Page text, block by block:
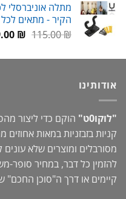
היה:
₪.
מתלה אוניברסלי
הקיר - מתאים לכל
115.00₪
המחיר
היה:
₪
אודותינו
"לוקו0ט"
הוקם כדי ליצור
קניות בזבזניות במאות
מסורבלים ומוצרים שלא
להזמין כל דבר, במחיר סופר-
קיימים או דרך ה"סוכן החכם"